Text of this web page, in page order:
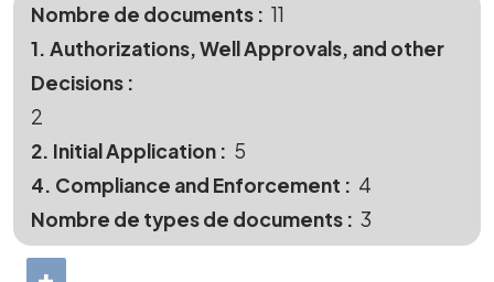
Nombre de documents
11
1. Authorizations, Well Approvals, and other
Decisions
2
2. Initial Application
5
4. Compliance and Enforcement
4
Nombre de types de documents
3